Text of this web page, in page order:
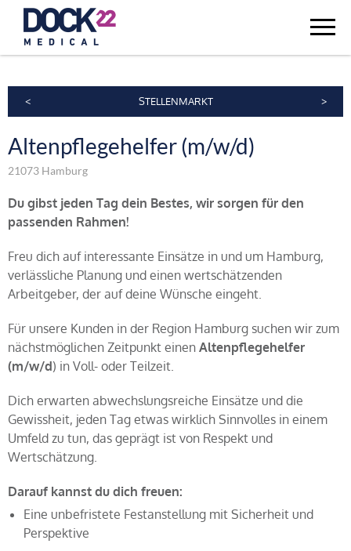
< >
STELLENMARKT
Altenpflegehelfer (m/w/d)
21073 Hamburg
Du gibst jeden Tag dein Bestes, wir sorgen für den
passenden Rahmen!
Freu dich auf interessante Einsätze in und um Hamburg,
verlässliche Planung und einen wertschätzenden
Arbeitgeber, der auf deine Wünsche eingeht.
Für unsere Kunden in der Region Hamburg suchen wir zum
nächstmöglichen Zeitpunkt einen Altenpflegehelfer
(m/w/d) in Voll- oder Teilzeit.
Dich erwarten abwechslungsreiche Einsätze und die
Gewissheit, jeden Tag etwas wirklich Sinnvolles in einem
Umfeld zu tun, das geprägt ist von Respekt und
Wertschätzung.
Darauf kannst du dich freuen:
Eine unbefristete Festanstellung mit Sicherheit und
Perspektive